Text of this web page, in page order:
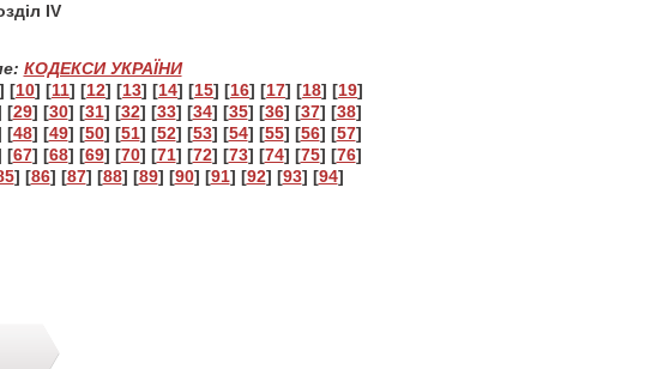
IV
КОДЕКСИ УКРАЇНИ
] [10] [11] [12] [13] [14] [15] [16] [17] [18] [19]
[29] [30] [31] [32] [33] [34] [35] [36] [37] [38]
[48] [49] [50] [51] [52] [53] [54] [55] [56] [57]
[67] [68] [69] [70] [71] [72] [73] [74] [75] [76]
] [86] [87] [88] [89] [90] [91] [92] [93] [94]